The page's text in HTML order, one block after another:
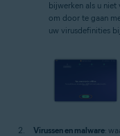
bijwerken als u
om door te gaan
uw virusdefinities
Virussen en malware: